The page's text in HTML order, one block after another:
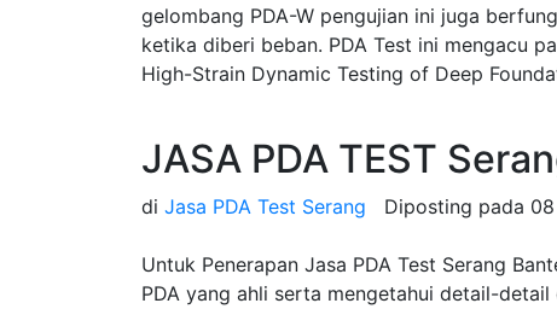
gelombang PDA-W pengujian ini juga
ketika diberi beban. PDA Test ini mengacu
High-Strain Dynamic Testing of Deep
JASA PDA TEST
di Jasa PDA Test Serang Diposting pada
Untuk Penerapan Jasa PDA Test Serang
PDA yang ahli serta mengetahui detail-